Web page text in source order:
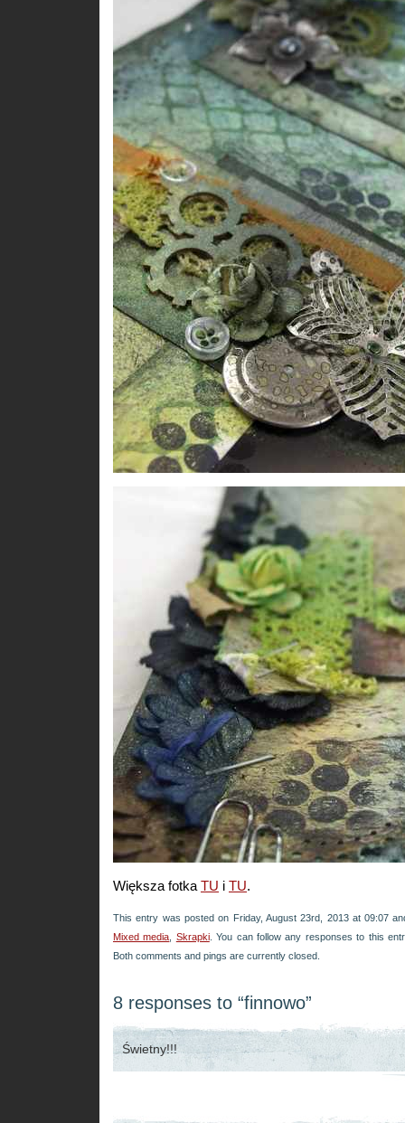
Większa fotka TU i TU.
This entry was posted on Friday, August 23rd, 2013 at 09:07
Mixed media
Skrapki. You can follow any responses to this
Both comments and pings are currently closed.
8 responses to “finnowo”
Świetny!!!